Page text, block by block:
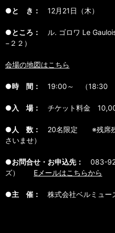
●と き： 12月21日（木）
●ところ：
ル. ゴロワ Le
−２２）
会場の地図はこちら
●時 間： 19:00～ （18:30
●入 場： チケット料金
●人 数：
20名限定 ※残席残
さいませ）
●お問合せ・お申込先： 083-
ズ） Eメールはこちらから
●主 催： 株式会社ベルミュー